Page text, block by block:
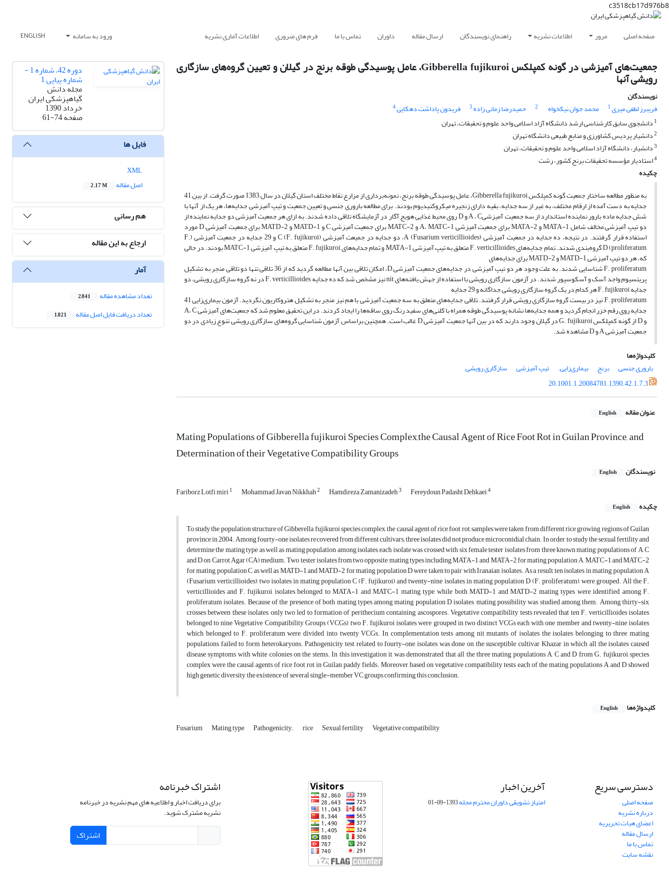
c3518cb17d976b8
صفحه اصلی مرور اطلاعات نشریه راهنمای نویسندگان ارسال مقاله داوران تماس با ما فرم های ضروری اطلاعات آماری نشریه ورود به سامانه ENGLISH
جمعیت‌های آمیزشی در ‌گونه کمپلکس Gibberella fujikuroi، عامل پوسیدگی طوقه برنج در گیلان و تعیین گروه‌های سازگاری
رویشی آنها
نویسندگان
فریبرز لطفی میری1 محمد جوان نیکخواه 2 حمیدرضا زمانی زاده3 فریدون پاداشت دهکایی4
1 دانشجوی سابق کارشناسی ارشد دانشگاه آزاد اسلامی واحد علوم و تحقیقات، تهران
2دانشیار پردیس کشاورزی و منابع طبیعی دانشگاه تهران
3دانشیار، دانشگاه آزاد اسلامی واحد علوم و تحقیقات، تهران
4استادیار مؤسسه تحقیقات برنج کشور، رشت
چکیده
به منظور مطالعه ساختار جمعیت گونه کمپلکس Gibberella fujikuroi، عامل پوسیدگی طوقه برنج، نمونه‌برداری از مزارع نقاط مختلف استان گیلان در سال 1383 صورت گرفت. از بین 41
جدایه به دست آمده از ارقام مختلف، به غیر از سه جدایه، بقیه دارای زنجیره میکروکنیدیوم بودند. برای مطالعه با‌روری جنسی و تعیین جمعیت و تیپ آمیزشی جدایه‌ها، هر یک از آنها با
شش جدایه ماده بارور نماینده استاندارد از سه جمعیت آمیزشیA ، C و D روی محیط غذایی هویج آگار در آزمایشگاه تلاقی داده شدند. به ازای هر جمعیت آمیزشی دو جدایه نماینده از
دو تیپ آمیزشی مخالف شامل MATA-1 و MATA-2 برای جمعیت آمیزشی A، MATC-1 و MATC-2 برای جمعیت آمیزشی C و MATD-1 و MATD-2 برای جمعیت آمیزشی D مورد
استفاده قرار گرفتند. در نتیجه، ده جدایه در جمعیت آمیزشی A (Fusarium verticillioides)، دو جدایه در جمیعت آمیزشی (F. fujikuroi) C و 29 جدایه در جمعیت آمیزشی (F.
proliferatum) D گروه‌بندی شدند. تمام جدایه‌های F. verticillioides متعلق به تیپ آمیزشی MATA-1 و تمام جدایه‌های F. fujikuroi متعلق به تیپ آمیزشی MATC-1 بودند. در حالی
که، هر دو تیپ آمیزشی MATD-1 و MATD-2 برای جدایه‌های
F. proliferatum شناسایی شدند. به علت وجود هر دو تیپ آمیزشی در جدایه‌های جمعیت آمیزشی D، امکان تلاقی بین آنها مطالعه گردید که از 36 تلاقی تنها دو تلاقی منجر به تشکیل
پریتسیوم واجد آسک و آسکوسپور شدند. در آزمون سازگاری رویشی با استفاده از جهش یافته‌های nit نیز مشخص شد که ده جدایه F. verticillioides در نه گروه سازگاری رویشی، دو
جدایه F. fujikuroi هر کدام در یک گروه سازگاری رویشی جداگانه و 29 جدایه
F. proliferatum نیز در بیست گروه سازگاری رویشی قرار گرفتند. تلاقی جدایه‌های متعلق به سه جمعیت آمیزشی با هم نیز منجر به تشکیل هتروکاریون نگردید. آزمون بیماری‌زایی 41
جدایه روی رقم خزر انجام گردید و همه جدایه‌ها نشانه پوسیدگی طوقه همراه با کلنی‌های سفید رنگ روی ساقه‌ها را ایجاد کردند. در این تحقیق معلوم شد که جمعیت‌های آمیزشی A، C
و D از گونه کمپلکس G. fujikuroi در گیلان وجود دارند که در بین آنها جمعیت آمیزشی D غالب است. همچنین براساس آزمون شناسایی گروه‌های سازگاری رویشی تنوع زیادی در دو
جمعیت آمیزشی A و D مشاهده شد.
کلیدواژه‌ها
باروری جنسی
برنج بیماری‌زایی. تیپ آمیزشی
سازگاری رویشی
20.1001.1.20084781.1390.42.1.7.3
عنوان مقاله English
Mating Populations of Gibberella fujikuroi Species Complex,the Causal Agent of Rice Foot Rot in Guilan Province, and
Determination of their Vegetative Compatibility Groups
نویسندگان English
Fariborz Lotfi miri1 Mohammad Javan Nikkhah2 Hamdireza Zamanizadeh3 Fereydoun Padasht Dehkaei4
چکیده English
To study the population structure of Gibberella fujikuroi species complex, the causal agent of rice foot rot, samples were taken from different rice growing regions of Guilan
province in 2004. Among fourty-one isolates recovered from different cultivars; three isolates did not produce microconidial chain. In order to study the sexual fertility and
determine the mating type as well as mating population among isolates, each isolate was crossed with six female tester isolates from three known mating populations of A, C
and D on Carrot Agar (CA) medium. Two tester isolates from two opposite mating types including MATA-1 and MATA-2 for mating population A, MATC-1 and MATC-2
for mating population C as well as MATD-1 and MATD-2 for mating population D were taken to pair with Iranaian isolates. As a result, ten isolates in mating population A
(Fusarium verticillioides), two isolates in mating population C (F. fujikuroi) and twenty-nine isolates in mating population D (F. proliferatum), were grouped. All the F.
verticillioides and F. fujikuroi isolates belonged to MATA-1 and MATC-1 mating type, while both MATD-1 and MATD-2 mating types were identified among F.
proliferatum isolates. Because of the presence of both mating types among mating population D isolates, mating possibility was studied among them. Among thirty-six
crosses between these isolates, only two led to formation of perithecium containing ascospores. Vegetative compatibility tests revealed that ten F. verticillioides isolates
belonged to nine Vegetative Compatibility Groups (VCGs), two F. fujikuroi isolates were grouped in two distinct VCGs each with one member and twenty-nine isolates
which belonged to F. proliferatum were divided into twenty VCGs. In complementation tests among nit mutants of isolates the isolates belonging to three mating
populations failed to form heterokaryons. Pathogenicity test related to fourty-one isolates was done on the susceptible cultivar Khazar in which all the isolates caused
disease symptoms with white colonies on the stems. In this investigation it was demonstrated that all the three mating populations A, C and D from G. fujikuroi species
complex were the causal agents of rice foot rot in Guilan paddy fields. Moreover, based on vegetative compatibility tests, each of the mating populations A and D showed
high genetic diversity, the existence of several single-member VC groups confirming this conclusion.
کلیدواژه‌ها English
Fusarium Mating type Pathogenicity. rice Sexual fertility Vegetative compatibility
دوره 42، شماره 1 -
شماره پیاپی 1
مجله دانش
گیاهپزشکی ایران
خرداد 1390
صفحه61-74
فایل ها
اصل مقاله
2.17 M
هم رسانی
ارجاع به این مقاله
آمار
تعداد مشاهده مقاله 2,841
تعداد دریافت فایل اصل مقاله 1,821
دسترسی سریع
صفحه اصلی
درباره نشریه
اعضای هیات تحریریه
ارسال مقاله
تماس با ما
نقشه سایت
آخرین اخبار
امتیاز تشویقی داوران محترم مجله1393-09-01
اشتراک خبرنامه
برای دریافت اخبار و اطلاعیه های مهم نشریه در خبرنامه
نشریه مشترک شوید.
اشتراک